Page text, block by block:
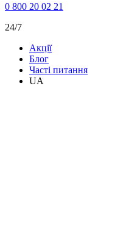
0 800 20 02 21
24/7
Акції
Блог
Часті питання
UA